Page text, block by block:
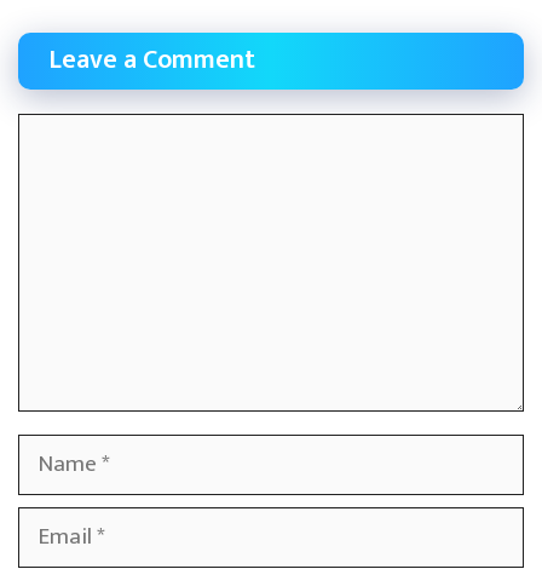
Leave a Comment
Name
Email